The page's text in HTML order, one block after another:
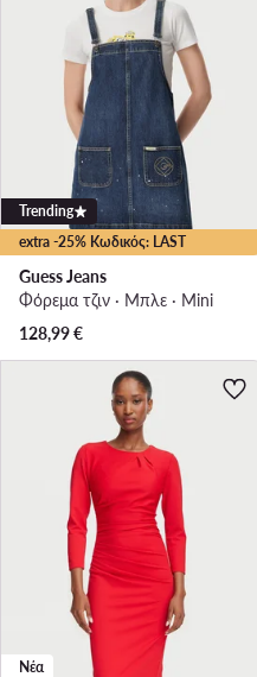
extra -25% Κωδικός: LAST
Trending
Guess Jeans
Φόρεμα τζιν · Μπλε · Mini
128,99€
Νέα